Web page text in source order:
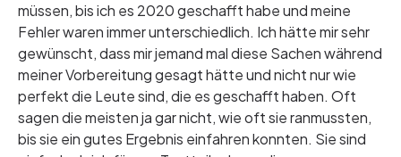
müssen, bis ich es 2020 geschafft habe und meine
Fehler waren immer unterschiedlich. Ich hätte mir sehr
gewünscht, dass mir jemand mal diese Sachen während
meiner Vorbereitung gesagt hätte und nicht nur wie
perfekt die Leute sind, die es geschafft haben. Oft
sagen die meisten ja gar nicht, wie oft sie ranmussten,
bis sie ein gutes Ergebnis einfahren konnten. Sie sind